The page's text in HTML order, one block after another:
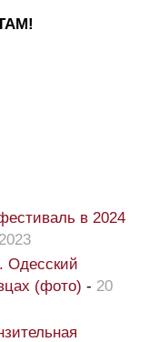
в 2024
Одесский
(фото) - 20